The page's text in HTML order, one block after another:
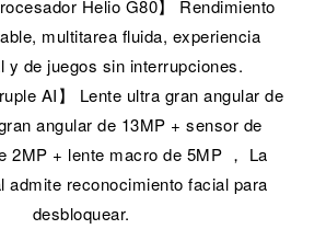
Helio G80】 Rendimiento
multitarea fluida, experiencia
y de juegos sin interrupciones.
AI】 Lente ultra gran angular de
angular de 13MP + sensor de
2MP + lente macro de 5MP ， La
admite reconocimiento facial para
desbloquear.